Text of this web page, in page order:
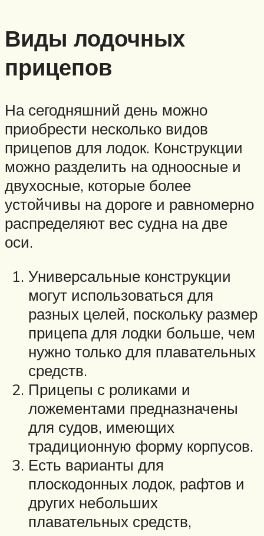
Виды лодочных
прицепов
На сегодняшний день можно
приобрести несколько видов
прицепов для лодок. Конструкции
можно разделить на одноосные и
двухосные, которые более
устойчивы на дороге и равномерно
распределяют вес судна на две
оси.
Универсальные конструкции
могут использоваться для
разных целей, поскольку размер
прицепа для лодки больше, чем
нужно только для плавательных
средств.
Прицепы с роликами и
ложементами предназначены
для судов, имеющих
традиционную форму корпусов.
Есть варианты для
плоскодонных лодок, рафтов и
других небольших
плавательных средств,